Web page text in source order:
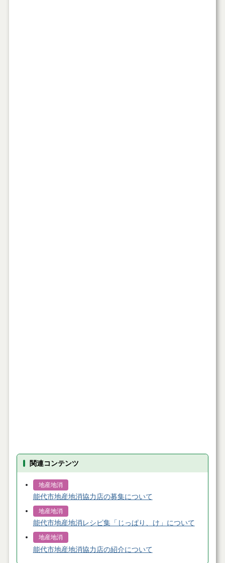
関連コンテンツ
地産地消
能代市地産地消協力店の募集について
地産地消
能代市地産地消レシピ集「じっぱり、け」について
地産地消
能代市地産地消協力店の紹介について